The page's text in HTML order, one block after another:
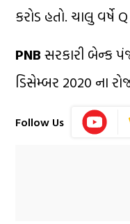
કરોડ હતો. ચાલુ વર્ષે
PNB સરકારી બેન્ક
ડિસેમ્બર 2020 ના
Follow Us